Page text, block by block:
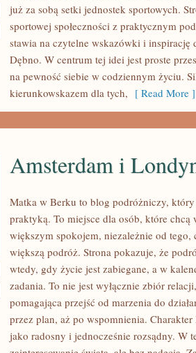
GRYFINO
HISTORIA
KULTURA
już za sobą setki jednostek sportowych.
sportowej społeczności z praktycznym
stawia na czytelne wskazówki i inspirację
Dębno. W centrum tej idei jest proste
na pewność siebie w codziennym życiu.
kierunkowskazem dla tych, [ Read More ]
AMSTERDAM
LONDYN
Amsterdam i
Matka w Berku to blog podróżniczy,
praktyką. To miejsce dla osób, które
większym spokojem, niezależnie od
większą podróż. Strona pokazuje, że
wtedy, gdy życie jest zabiegane, a w
zadania. To nie jest wyłącznie zbiór
pomagająca przejść od marzenia do
przez plan, aż po wspomnienia.
jako radosny i jednocześnie rozsądny. W